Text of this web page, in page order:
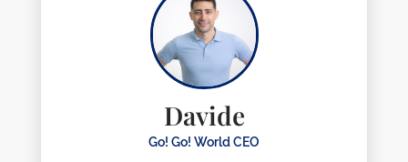
Davide
Go! Go! World CEO